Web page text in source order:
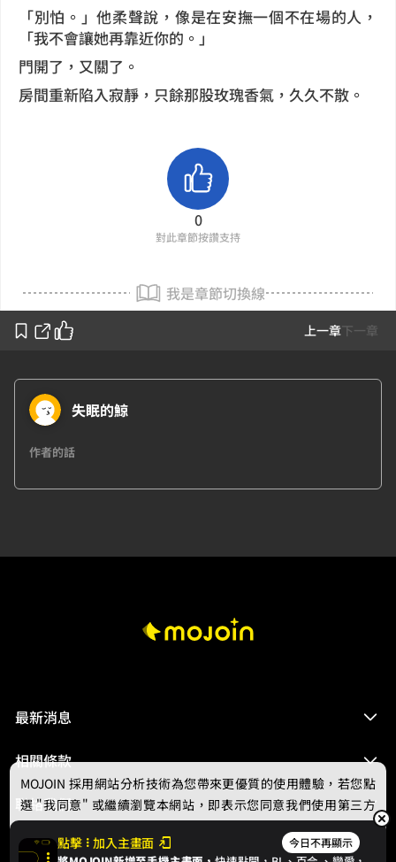
上一章下一章
「別怕。」他柔聲說，像是在安撫一個不在場的人，
「我不會讓她再靠近你的。」
門開了，又關了。
房間重新陷入寂靜，只餘那股玫瑰香氣，久久不散。
0
對此章節按讚支持
我是章節切換線
失眠的鯨
作者的話
最新消息
相關條款
聯絡我們
點擊 加入主畫面 今日不再顯示
MOJOIN 採用網站分析技術為您帶來更優質的使用體驗，若您點
選 "我同意" 或繼續瀏覽本網站，即表示您同意我們使用第三方
Cookie，欲瞭解更多資訊請見隱私權政策。